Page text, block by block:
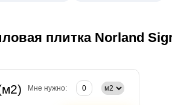
плитка Norland
Мне нужно: